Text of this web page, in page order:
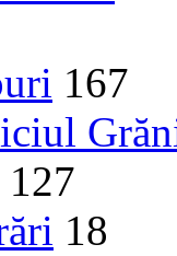
167
127
18